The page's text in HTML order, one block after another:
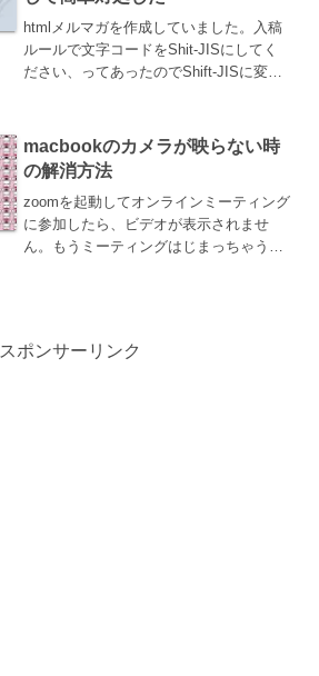
htmlメルマガを作成していました。入稿
ルールで文字コードをShit-JISにしてく
ださい、ってあったのでShift-JISに変換
ードShift-JISのhtmlを文字...
macbookのカメラが映らない時
の解消方法
zoomを起動してオンラインミーティング
に参加したら、ビデオが表示されませ
ん。もうミーティングはじまっちゃうん
スポンサーリンク